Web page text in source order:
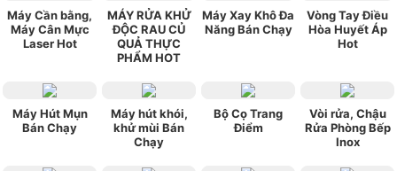
Máy Cần bằng,
Máy Cân Mực
Laser Hot
MÁY RỬA KHỬ
ĐỘC RAU CỦ
QUẢ THỰC
PHẨM HOT
Máy Xay Khô Đa
Năng Bán Chạy
Vòng Tay Điều
Hòa Huyết Áp
Hot
Máy Hút Mụn
Bán Chạy
Máy hút khói,
khử mùi Bán
Chạy
Bộ Cọ Trang
Điểm
Vòi rửa, Chậu
Rửa Phòng Bếp
Inox